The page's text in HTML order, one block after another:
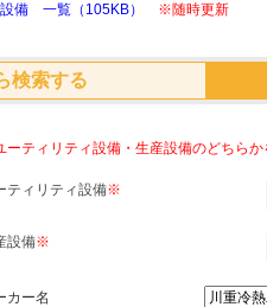
備 一覧（105KB）
※随時更新
検索する
ティリティ設備・生産設備のどちらか
ティリティ設備※
設備※
カー名